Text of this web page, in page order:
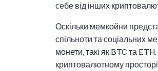
себе від інших
Оскільки мемкойни
спільноти та соціальних
монети, такі як BTC та
криптовалютному